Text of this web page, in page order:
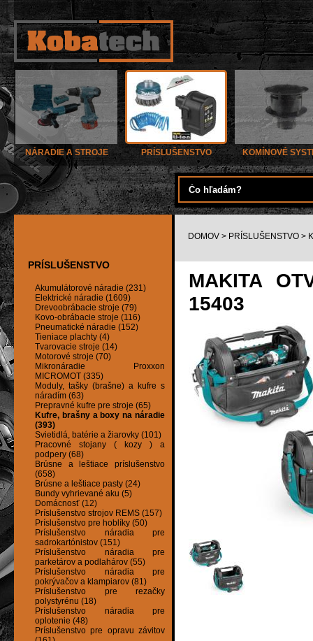
NÁRADIE A STROJE PRÍSLUŠENSTVO KOMÍNOVÉ
PRÍSLUŠENSTVO
Akumulátorové náradie (231)
Elektrické náradie (1609)
Drevoobrábacie stroje (79)
Kovo-obrábacie stroje (116)
Pneumatické náradie (152)
Tieniace plachty (4)
Tvarovacie stroje (14)
Motorové stroje (70)
Mikronáradie Proxxon
MICROMOT (335)
Moduly, tašky (brašne) a kufre s
náradím (63)
Prepravné kufre pre stroje (65)
Kufre, brašny a boxy na náradie
(393)
Svietidlá, batérie a žiarovky (101)
Pracovné stojany ( kozy ) a
podpery (68)
Brúsne a leštiace príslušenstvo
(658)
Brúsne a leštiace pasty (24)
Bundy vyhrievané aku (5)
Domácnosť (12)
Príslušenstvo strojov REMS (157)
Príslušenstvo pre hoblíky (50)
Príslušenstvo náradia pre
sadrokartónistov (151)
Príslušenstvo náradia pre
parketárov a podlahárov (55)
Príslušenstvo náradia pre
pokrývačov a klampiarov (81)
Príslušenstvo pre rezačky
polystyrénu (18)
Príslušenstvo náradia pre
oplotenie (48)
Príslušenstvo pre opravu závitov
DOMOV > PRÍSLUŠENSTVO >
MAKITA
15403